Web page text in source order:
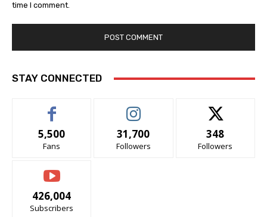
time I comment.
STAY CONNECTED
5,500
Fans
31,700
Followers
348
Followers
426,004
Subscribers